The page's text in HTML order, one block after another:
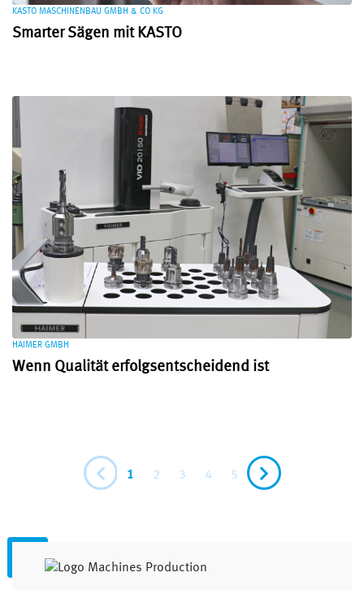
KASTO MASCHINENBAU GMBH & CO KG
Smarter Sägen mit KASTO
HAIMER GMBH
Wenn Qualität erfolgsentscheidend ist
1 2 3 4 5